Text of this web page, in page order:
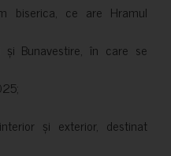
biserica, ce are Hramul
și Bunavestire, în care se
și exterior, destinat